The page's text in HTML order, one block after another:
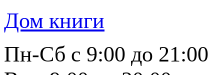
Дом книги
Пн-Сб с 9:00 до 21:00